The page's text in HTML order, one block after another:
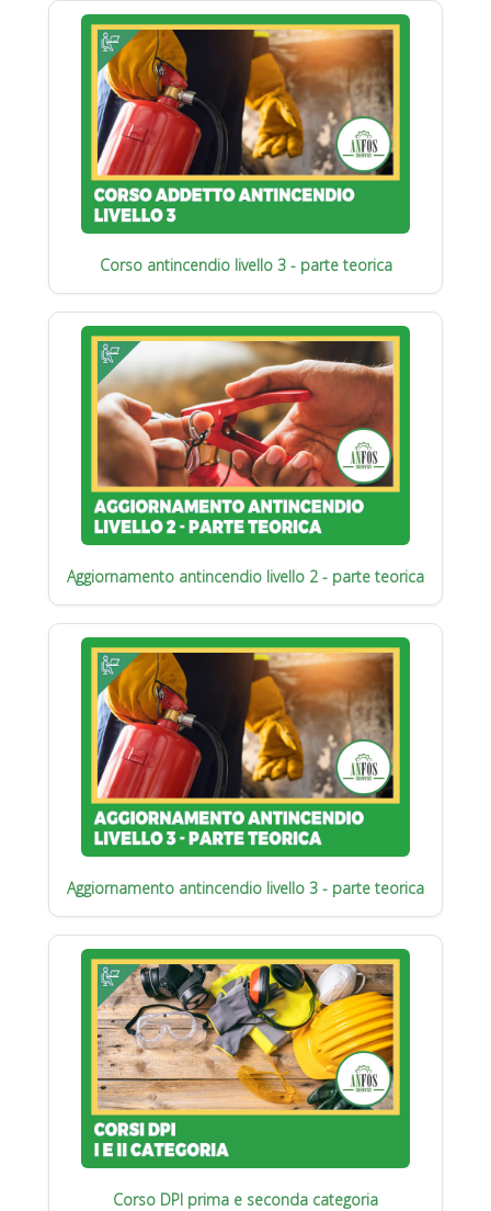
Corso antincendio livello 3 - parte teorica
Aggiornamento antincendio livello 2 - parte teorica
Aggiornamento antincendio livello 3 - parte teorica
Corso DPI prima e seconda categoria